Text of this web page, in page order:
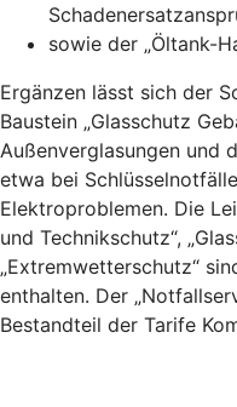
sowie der „Öltank-
Ergänzen lässt sich der
Baustein „Glasschutz
Außenverglasungen und
etwa bei
Elektroproblemen. Die
und Technikschutz“,
„Extremwetterschutz“
enthalten. Der
Bestandteil der Tarife